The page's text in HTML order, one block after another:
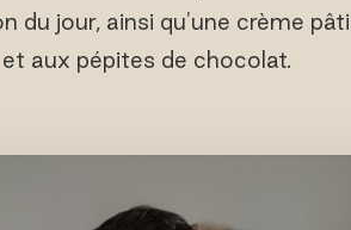
du jour, ainsi qu'une crème
et aux pépites de chocolat.